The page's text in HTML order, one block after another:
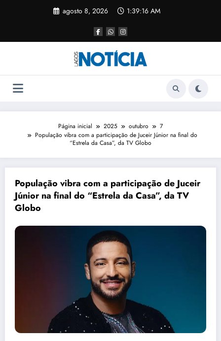
agosto 8, 2026 1:39:16 AM
Página inicial 2025 outubro
7
População vibra com a participação de Juceir Júnior na final do
“Estrela da Casa”, da TV Globo
População vibra com a participação de Juceir
Júnior na final do “Estrela da Casa”, da TV
Globo